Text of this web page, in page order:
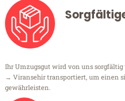
Ihr Umzugsgut wird von uns
→ Viransehir transportiert, um einen
gewährleisten.